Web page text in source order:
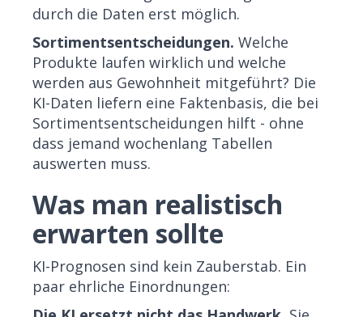
durch die Daten erst möglich.
Sortimentsentscheidungen. Welche
Produkte laufen wirklich und welche
werden aus Gewohnheit mitgeführt? Die
KI-Daten liefern eine Faktenbasis, die bei
Sortimentsentscheidungen hilft - ohne
dass jemand wochenlang Tabellen
auswerten muss.
Was man realistisch
erwarten sollte
KI-Prognosen sind kein Zauberstab. Ein
paar ehrliche Einordnungen: